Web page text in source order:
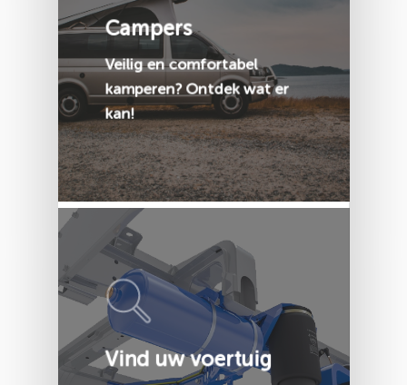
Campers
Veilig en comfortabel
kamperen? Ontdek wat er
kan!
Vind uw voertuig